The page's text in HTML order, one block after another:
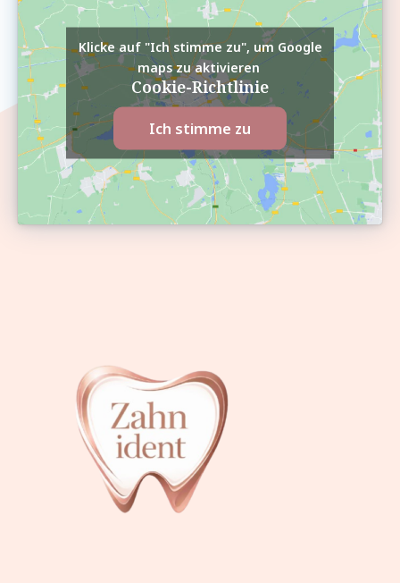
Klicke auf "Ich stimme zu", um Google
maps zu aktivieren
Cookie-Richtlinie
Ich stimme zu